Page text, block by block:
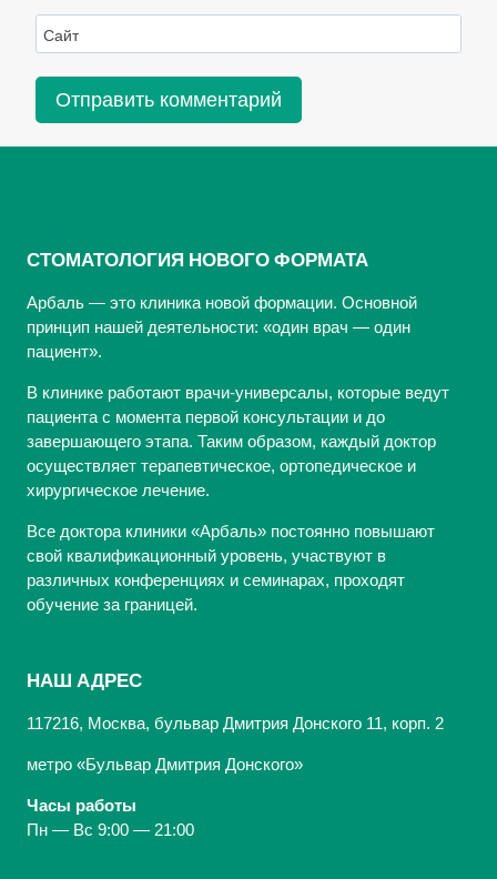
Сайт
СТОМАТОЛОГИЯ НОВОГО ФОРМАТА
Арбаль — это клиника новой формации. Основной
принцип нашей деятельности: «один врач — один
пациент».
В клинике работают врачи-универсалы, которые ведут
пациента с момента первой консультации и до
завершающего этапа. Таким образом, каждый доктор
осуществляет терапевтическое, ортопедическое и
хирургическое лечение.
Все доктора клиники «Арбаль» постоянно повышают
свой квалификационный уровень, участвуют в
различных конференциях и семинарах, проходят
обучение за границей.
НАШ АДРЕС
117216, Москва, бульвар Дмитрия Донского 11, корп. 2
метро «Бульвар Дмитрия Донского»
Часы работы
Пн — Вс 9:00 — 21:00